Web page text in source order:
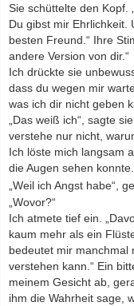
Sie schüttelte den Kopf.
Du gibst mir Ehrlichkeit.
besten Freund.“ Ihre
andere Version von dir.“
Ich drückte sie
dass du wegen mir
was ich dir nicht geben
„Das weiß ich“, sagte
verstehe nur nicht,
Ich löste mich langsam
die Augen sehen konnte.
„Weil ich Angst habe“,
„Wovor?“
Ich atmete tief ein.
kaum mehr als ein
bedeutet mir manchmal
verstehen kann.“ Ein
meinem Gesicht ab,
ihm die Wahrheit sage,